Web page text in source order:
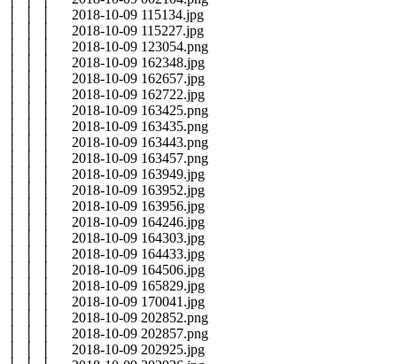
│ │ │ 2018-10-09 115134.jpg
│ │ │ 2018-10-09 115227.jpg
│ │ │ 2018-10-09 123054.png
│ │ │ 2018-10-09 162348.jpg
│ │ │ 2018-10-09 162657.jpg
│ │ │ 2018-10-09 162722.jpg
│ │ │ 2018-10-09 163425.png
│ │ │ 2018-10-09 163435.png
│ │ │ 2018-10-09 163443.png
│ │ │ 2018-10-09 163457.png
│ │ │ 2018-10-09 163949.jpg
│ │ │ 2018-10-09 163952.jpg
│ │ │ 2018-10-09 163956.jpg
│ │ │ 2018-10-09 164246.jpg
│ │ │ 2018-10-09 164303.jpg
│ │ │ 2018-10-09 164433.jpg
│ │ │ 2018-10-09 164506.jpg
│ │ │ 2018-10-09 165829.jpg
│ │ │ 2018-10-09 170041.jpg
│ │ │ 2018-10-09 202852.png
│ │ │ 2018-10-09 202857.png
│ │ │ 2018-10-09 202925.jpg